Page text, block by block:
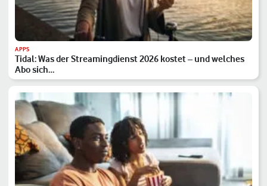
APPS
Tidal: Was der Streamingdienst 2026 kostet – und welches
Abo sich…